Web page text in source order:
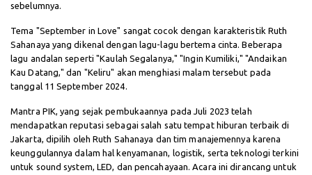
sebelumnya.
Tema "September in Love" sangat cocok dengan karakteristik Ruth
Sahanaya yang dikenal dengan lagu-lagu bertema cinta. Beberapa
lagu andalan seperti "Kaulah Segalanya," "Ingin Kumiliki," "Andaikan
Kau Datang," dan "Keliru" akan menghiasi malam tersebut pada
tanggal 11 September 2024.
Mantra PIK, yang sejak pembukaannya pada Juli 2023 telah
mendapatkan reputasi sebagai salah satu tempat hiburan terbaik di
Jakarta, dipilih oleh Ruth Sahanaya dan tim manajemennya karena
keunggulannya dalam hal kenyamanan, logistik, serta teknologi terkini
untuk sound system, LED, dan pencahayaan. Acara ini dirancang untuk